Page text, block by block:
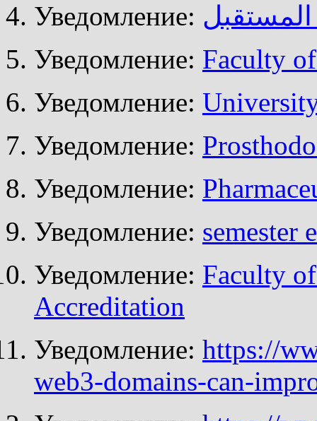
Уведомление:
Уведомление: Faculty
Уведомление:
Уведомление:
Уведомление:
Уведомление: semester
Уведомление: Faculty
Accreditation
Уведомление: https://
web3-domains-can-